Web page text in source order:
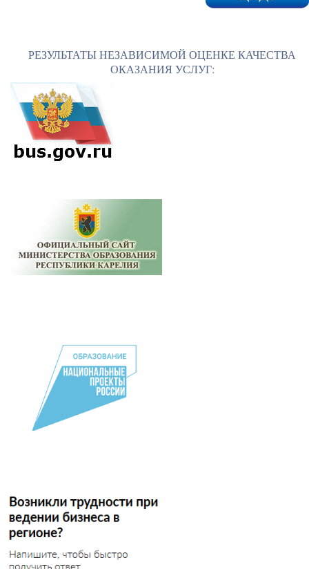
РЕЗУЛЬТАТЫ НЕЗАВИСИМОЙ ОЦЕНКЕ КАЧЕСТВА
ОКАЗАНИЯ УСЛУГ: